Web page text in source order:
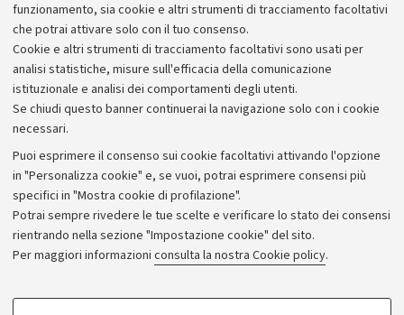
funzionamento, sia cookie e altri strumenti di tracciamento facoltativi
che potrai attivare solo con il tuo consenso.
Cookie e altri strumenti di tracciamento facoltativi sono usati per
analisi statistiche, misure sull'efficacia della comunicazione
istituzionale e analisi dei comportamenti degli utenti.
Se chiudi questo banner continuerai la navigazione solo con i cookie
necessari.
Puoi esprimere il consenso sui cookie facoltativi attivando l'opzione
in "Personalizza cookie" e, se vuoi, potrai esprimere consensi più
specifici in "Mostra cookie di profilazione".
Potrai sempre rivedere le tue scelte e verificare lo stato dei consensi
rientrando nella sezione "Impostazione cookie" del sito.
Per maggiori informazioni consulta la nostra Cookie policy.
COOKIE DI PROFILAZIONE - FACOLTATIVI
Archivio
Comunicati stampa
Redazione
Rassegna stampa